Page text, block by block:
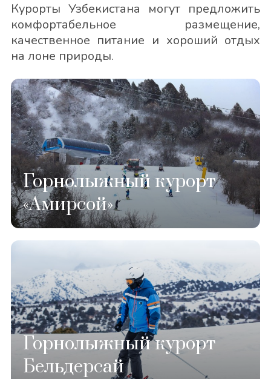
Курорты Узбекистана могут предложить
комфортабельное размещение,
качественное питание и хороший отдых
на лоне природы.
Горнолыжный курорт
«Амирсой»
Горнолыжный курорт
Бельдерсай